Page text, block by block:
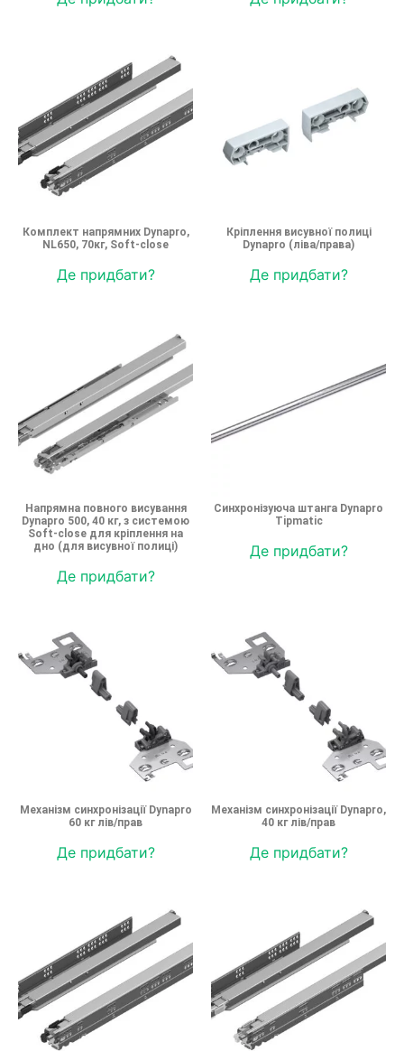
Комплект напрямних Dynapro,
NL650, 70кг, Soft-close
Де придбати?
Кріплення висувної полиці
Dynapro (ліва/права)
Де придбати?
Напрямна повного висування
Dynapro 500, 40 кг, з системою
Soft-close для кріплення на
дно (для висувної полиці)
Де придбати?
Синхронізуюча штанга Dynapro
Tipmatic
Де придбати?
Механізм синхронізації Dynapro
60 кг лів/прав
Де придбати?
Механізм синхронізації Dynapro,
40 кг лів/прав
Де придбати?